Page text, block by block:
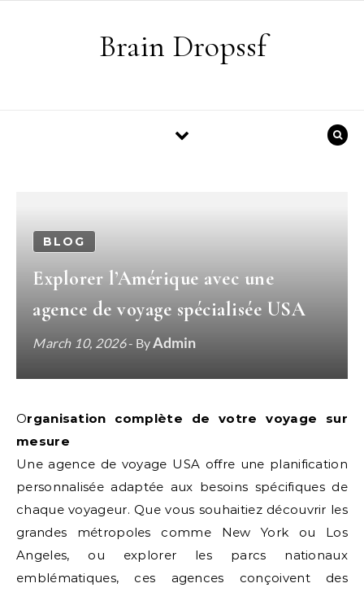
Brain Dropssf
BLOG
Explorer l’Amérique avec une
agence de voyage spécialisée USA
March 10, 2026- ByAdmin
Organisation complète de votre voyage sur
mesure
Une agence de voyage USA offre une planification
personnalisée adaptée aux besoins spécifiques de
chaque voyageur. Que vous souhaitiez découvrir les
grandes métropoles comme New York ou Los
Angeles, ou explorer les parcs nationaux
emblématiques, ces agences conçoivent des